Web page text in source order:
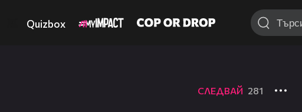
Quizbox
СЛЕДВАЙ 281